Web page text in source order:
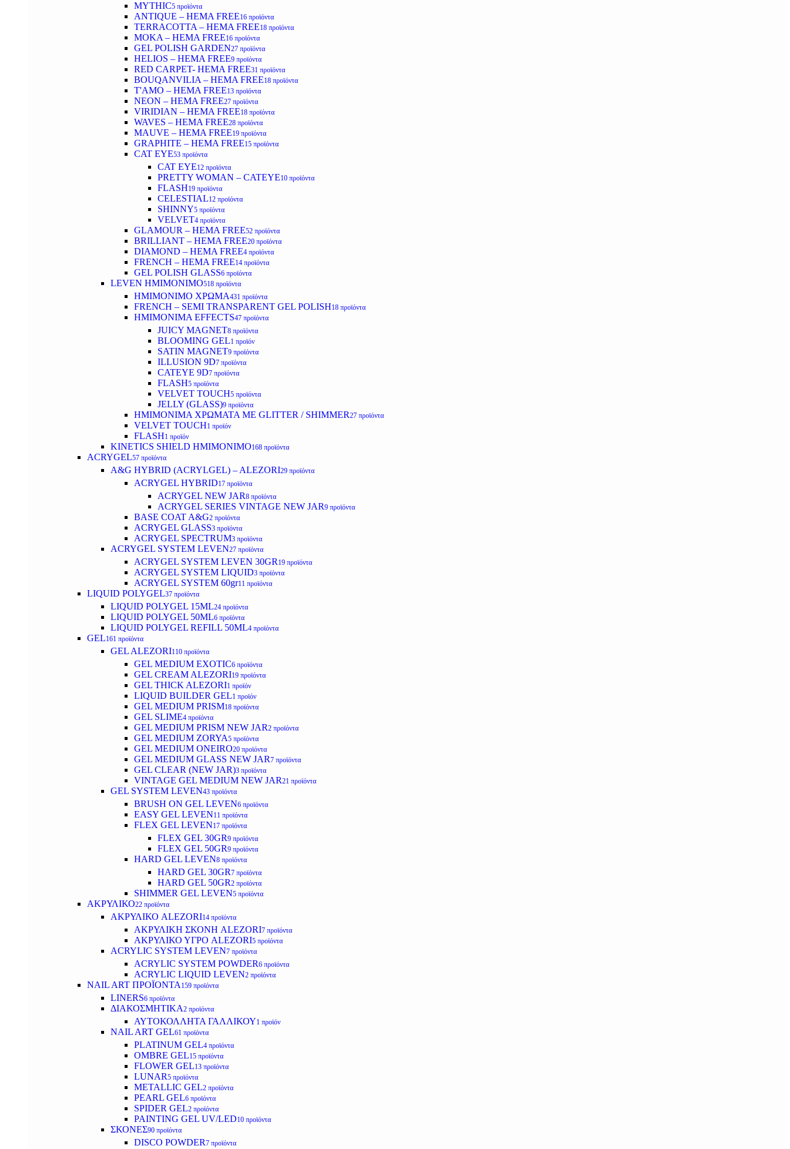
MYTHIC5 προϊόντα
ANTIQUE – HEMA FREE16 προϊόντα
TERRACOTTA – HEMA FREE18 προϊόντα
MOKA – HEMA FREE16 προϊόντα
GEL POLISH GARDEN27 προϊόντα
HELIOS – HEMA FREE9 προϊόντα
RED CARPET- HEMA FREE31 προϊόντα
BOUQANVILIA – HEMA FREE18 προϊόντα
T'AMO – HEMA FREE13 προϊόντα
NEON – HEMA FREE27 προϊόντα
VIRIDIAN – HEMA FREE18 προϊόντα
WAVES – HEMA FREE28 προϊόντα
MAUVE – HEMA FREE19 προϊόντα
GRAPHITE – HEMA FREE15 προϊόντα
CAT EYE53 προϊόντα
CAT EYE12 προϊόντα
PRETTY WOMAN – CATEYE10 προϊόντα
FLASH19 προϊόντα
CELESTIAL12 προϊόντα
SHINNY5 προϊόντα
VELVET4 προϊόντα
GLAMOUR – HEMA FREE52 προϊόντα
BRILLIANT – HEMA FREE20 προϊόντα
DIAMOND – HEMA FREE4 προϊόντα
FRENCH – HEMA FREE14 προϊόντα
GEL POLISH GLASS6 προϊόντα
LEVEN ΗΜΙΜΟΝΙΜΟ518 προϊόντα
ΗΜΙΜΟΝΙΜΟ ΧΡΩΜΑ431 προϊόντα
FRENCH – SEMI TRANSPARENT GEL POLISH18 προϊόντα
HMIMONIMA EFFECTS47 προϊόντα
JUICY MAGNET8 προϊόντα
BLOOMING GEL1 προϊόν
SATIN MAGNET9 προϊόντα
ILLUSION 9D7 προϊόντα
CATEYE 9D7 προϊόντα
FLASH5 προϊόντα
VELVET TOUCH5 προϊόντα
JELLY (GLASS)9 προϊόντα
ΗΜΙΜΟΝΙΜA ΧΡΩΜΑΤΑ ΜΕ GLITTER / SHIMMER27 προϊόντα
VELVET TOUCH1 προϊόν
FLASH1 προϊόν
KINETICS SHIELD ΗΜΙΜΟΝΙΜΟ168 προϊόντα
ACRYGEL57 προϊόντα
A&G HYBRID (ACRYLGEL) – ALEZORI29 προϊόντα
ACRYGEL HYBRID17 προϊόντα
ACRYGEL NEW JAR8 προϊόντα
ACRYGEL SERIES VINTAGE NEW JAR9 προϊόντα
BASE COAT A&G2 προϊόντα
ACRYGEL GLASS3 προϊόντα
ACRYGEL SPECTRUM3 προϊόντα
ACRYGEL SYSTEM LEVEN27 προϊόντα
ACRYGEL SYSTEM LEVEN 30GR 19 προϊόντα
ACRYGEL SYSTEM LIQUID3 προϊόντα
ACRYGEL SYSTEM 60gr11 προϊόντα
LIQUID POLYGEL37 προϊόντα
LIQUID POLYGEL 15ML24 προϊόντα
LIQUID POLYGEL 50ML6 προϊόντα
LIQUID POLYGEL REFILL 50ML4 προϊόντα
GEL161 προϊόντα
GEL ALEZORI110 προϊόντα
GEL MEDIUM EXOTIC6 προϊόντα
GEL CREAM ALEZORI19 προϊόντα
GEL THICK ALEZORI1 προϊόν
LIQUID BUILDER GEL1 προϊόν
GEL MEDIUM PRISM18 προϊόντα
GEL SLIME4 προϊόντα
GEL MEDIUM PRISM NEW JAR2 προϊόντα
GEL MEDIUM ZORYA5 προϊόντα
GEL MEDIUM ONEIRO20 προϊόντα
GEL MEDIUM GLASS NEW JAR7 προϊόντα
GEL CLEAR (NEW JAR)3 προϊόντα
VINTAGE GEL MEDIUM NEW JAR21 προϊόντα
GEL SYSTEM LEVEN43 προϊόντα
BRUSH ON GEL LEVEN6 προϊόντα
EASY GEL LEVEN11 προϊόντα
FLEX GEL LEVEN17 προϊόντα
FLEX GEL 30GR9 προϊόντα
FLEX GEL 50GR9 προϊόντα
HARD GEL LEVEN8 προϊόντα
HARD GEL 30GR7 προϊόντα
HARD GEL 50GR2 προϊόντα
SHIMMER GEL LEVEN5 προϊόντα
ΑΚΡΥΛΙΚΟ22 προϊόντα
ΑΚΡΥΛΙΚΟ ALEZORI14 προϊόντα
ΑΚΡΥΛΙΚΗ ΣΚΟΝΗ ALEZORI7 προϊόντα
ΑΚΡΥΛΙΚΟ ΥΓΡΟ ALEZORI5 προϊόντα
ACRYLIC SYSTEM LEVEN7 προϊόντα
ACRYLIC SYSTEM POWDER6 προϊόντα
ACRYLIC LIQUID LEVEN2 προϊόντα
NAIL ART ΠΡΟΪΟΝΤΑ 159 προϊόντα
LINERS6 προϊόντα
ΔΙΑΚΟΣΜΗΤΙΚΑ2 προϊόντα
ΑΥΤΟΚΟΛΛΗΤΑ ΓΑΛΛΙΚΟΥ1 προϊόν
NAIL ART GEL61 προϊόντα
PLATINUM GEL4 προϊόντα
OMBRE GEL15 προϊόντα
FLOWER GEL13 προϊόντα
LUNAR5 προϊόντα
METALLIC GEL2 προϊόντα
PEARL GEL6 προϊόντα
SPIDER GEL2 προϊόντα
PAINTING GEL UV/LED10 προϊόντα
ΣΚΟΝΕΣ90 προϊόντα
DISCO POWDER7 προϊόντα